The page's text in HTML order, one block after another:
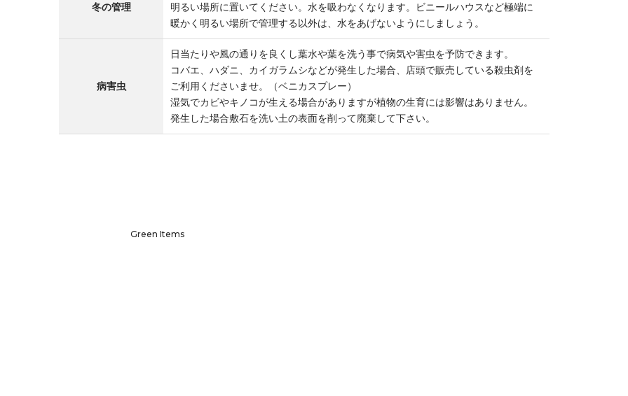
冬の管理
明るい場所に置いてください。水を吸わなくなります。ビニールハウスなど極端に
暖かく明るい場所で管理する以外は、水をあげないようにしましょう。
病害虫
日当たりや風の通りを良くし葉水や葉を洗う事で病気や害虫を予防できます。
コバエ、ハダニ、カイガラムシなどが発生した場合、店頭で販売している殺虫剤を
ご利用くださいませ。（ベニカスプレー）
湿気でカビやキノコが生える場合がありますが植物の生育には影響はありません。
発生した場合敷石を洗い土の表面を削って廃棄して下さい。
Green Items